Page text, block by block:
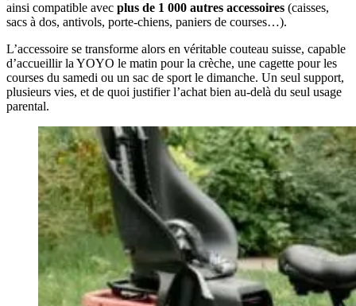
ainsi compatible avec plus de 1 000 autres accessoires (caisses,
sacs à dos, antivols, porte-chiens, paniers de courses…).
L’accessoire se transforme alors en véritable couteau suisse, capable
d’accueillir la YOYO le matin pour la crèche, une cagette pour les
courses du samedi ou un sac de sport le dimanche. Un seul support,
plusieurs vies, et de quoi justifier l’achat bien au-delà du seul usage
parental.